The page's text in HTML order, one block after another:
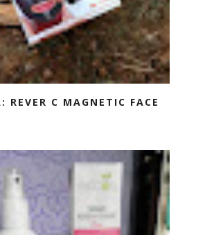
REVER C MAGNETIC FACE